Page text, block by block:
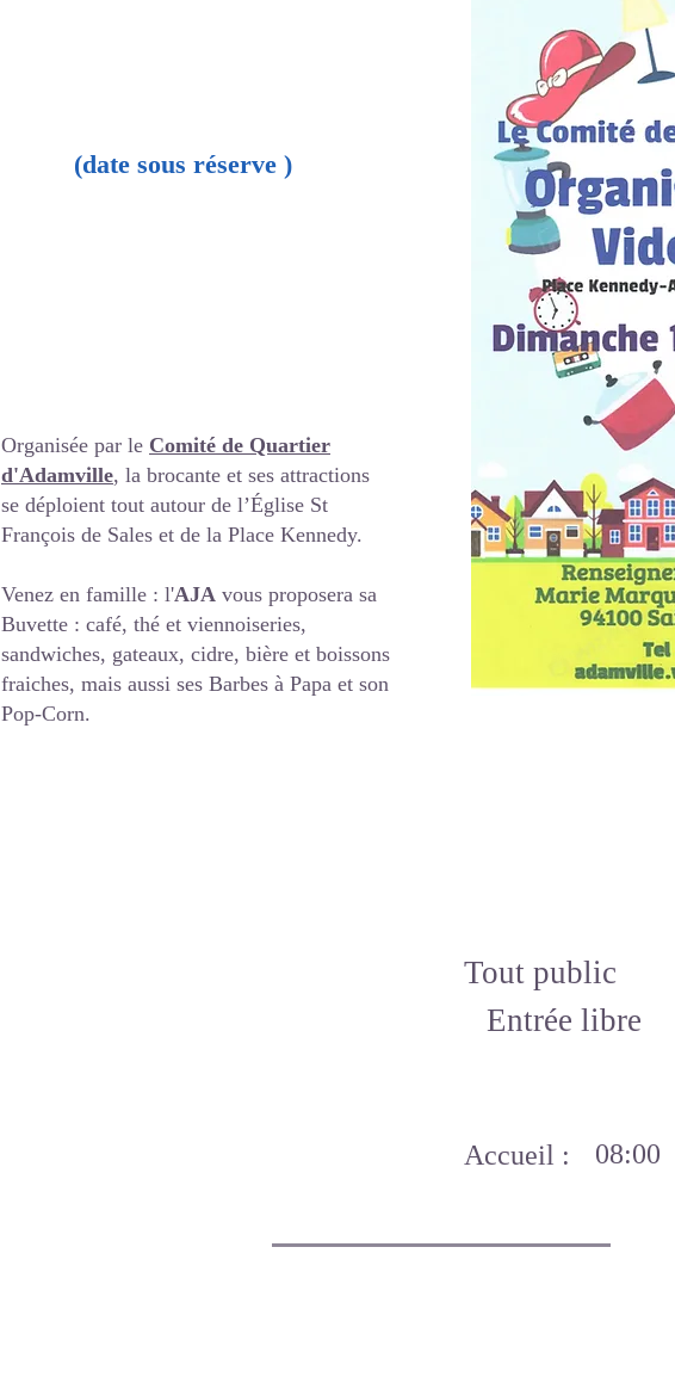
(date sous réserve )
Organisée par le Comité de Quartier
d'Adamville, la brocante et ses attractions
se déploient tout autour de l’Église St
François de Sales et de la Place Kennedy.
Venez en famille : l'AJA vous proposera sa
Buvette : café, thé et viennoiseries,
sandwiches, gateaux, cidre, bière et boissons
fraiches, mais aussi ses Barbes à Papa et son
Pop-Corn.
Tout public
Entrée libre
Accueil : 08:00